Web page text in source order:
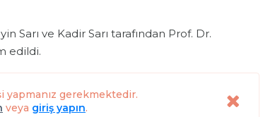
Sarı ve Kadir Sarı tarafından Prof. Dr.
edildi.
yapmanız gerekmektedir.
veya giriş yapın.